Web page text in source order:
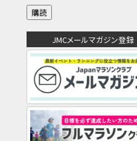
ル
ア
ド
レ
JMCメールマガジン登録